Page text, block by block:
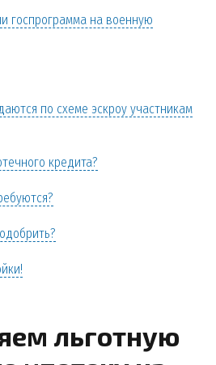
госпрограмма на военную
по схеме эскроу участникам
кредита?
льготную